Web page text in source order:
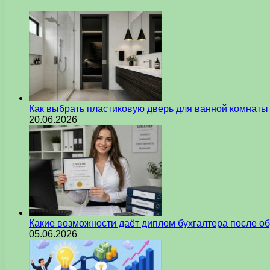
Как выбрать пластиковую дверь для ванной комнаты
20.06.2026
Какие возможности даёт диплом бухгалтера после
05.06.2026